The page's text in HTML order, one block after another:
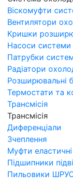
Віскомуфти
Вентилятори
Кришки
Насоси
Патрубки
Радіатори
Розширювальні
Термостати та
Трансмісія
Трансмісія
Диференціали
Зчеплення
Муфти еластичні
Підшипники
Пильовики